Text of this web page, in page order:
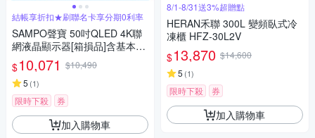
結帳享折扣★刷聯名卡享分期0利率
SAMPO聲寶 50吋QLED 4K聯
網液晶顯示器[箱損品]含基本安
裝+舊機回收
$10,071 $10,490
5 (1)
限時下殺 券
加入購物車
8/1-8/31送3%超贈點
HERAN禾聯 300L 變頻臥式冷
凍櫃 HFZ-30L2V
$13,870 $14,600
5 (1)
限時下殺 券
加入購物車